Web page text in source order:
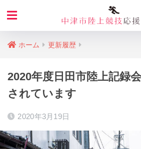
ホーム 更新履歴
2020年度日田市陸上記録
されています
2020年3月19日